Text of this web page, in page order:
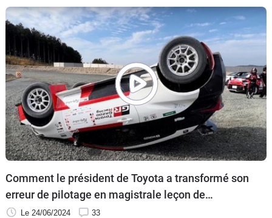
de l'essai.
Comment le président de Toyota a transformé son
erreur de pilotage en magistrale leçon de
communication
Le 24/06/2024 33